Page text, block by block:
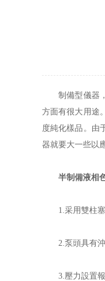
制備型儀器
方面有很大用途
度純化樣品。由
器就要大一些以
半制備液相
1.采用雙柱塞
2.泵頭具有沖
3.壓力設置報